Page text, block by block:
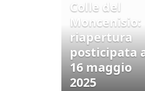
Colle del
Moncenisio:
riapertura
posticipata
16 maggio
2025